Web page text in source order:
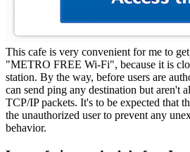
This cafe is very convenient for me to
"METRO FREE Wi-Fi", because it is
station. By the way, before users are
can send ping any destination but aren't
TCP/IP packets. It's to be expected that
the unauthorized user to prevent any
behavior.